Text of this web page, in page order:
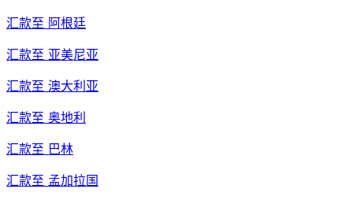
汇款至 阿根廷
汇款至 亚美尼亚
汇款至 澳大利亚
汇款至 奥地利
汇款至 巴林
汇款至 孟加拉国